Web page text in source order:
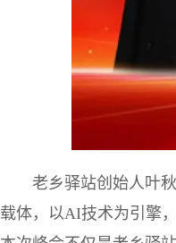
老乡驿站创始人叶
载体，以AI技术为引擎